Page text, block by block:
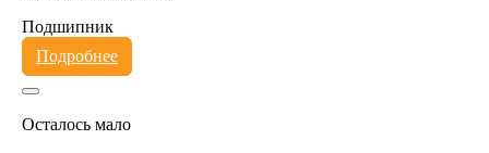
Подшипник
Подробнее
Осталось мало